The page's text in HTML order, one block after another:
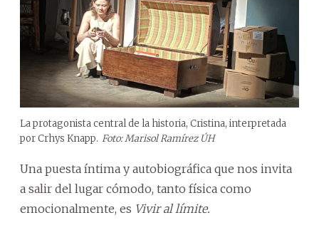
La protagonista central de la historia, Cristina, interpretada
por Crhys Knapp. Foto: Marisol Ramírez ÚH
Una puesta íntima y autobiográfica que nos invita
a salir del lugar cómodo, tanto física como
emocionalmente, es Vivir al límite.